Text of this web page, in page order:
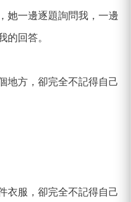
她一邊逐題詢問我，一邊
的回答。
地方，卻完全不記得自己
衣服，卻完全不記得自己